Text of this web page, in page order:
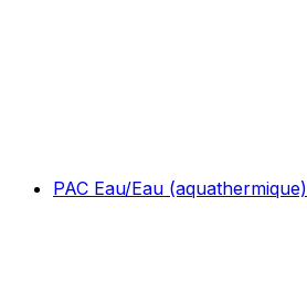
PAC Eau/Eau (aquathermique)